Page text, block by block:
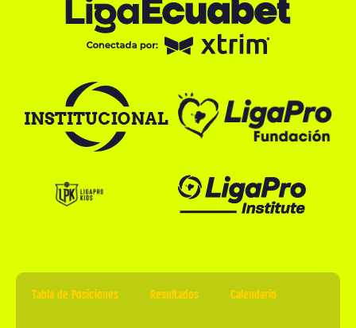
Tabla de Posiciones Resultados Calendario